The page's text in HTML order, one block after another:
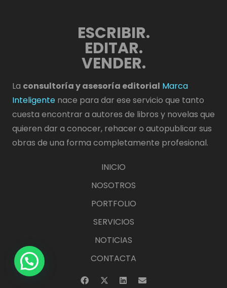
ESCRIBIR.
EDITAR.
VENDER.
La consultoría y asesoría editorial Marca
Inteligente nace para dar ese servicio que tanto
cuesta encontrar a autores de libros y novelas que
quieren dar a conocer, rehacer o autopublicar sus
obras de una forma completamente profesional.
INICIO
NOSOTROS
PORTFOLIO
SERVICIOS
NOTICIAS
CONTACTA